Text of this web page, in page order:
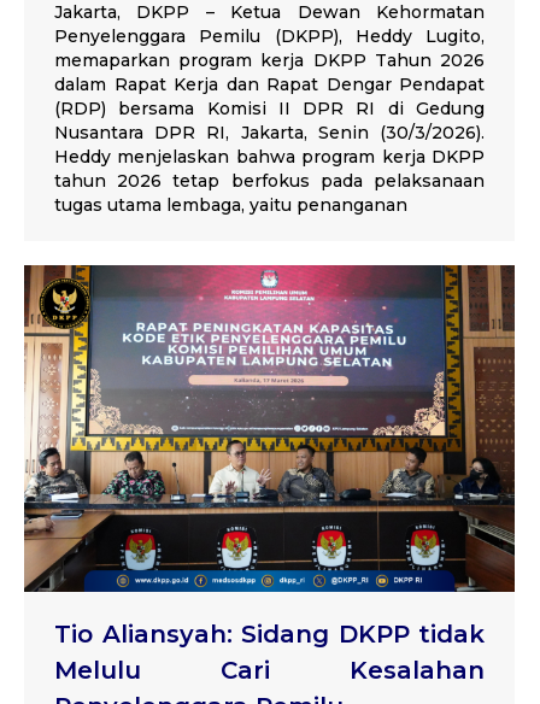
Jakarta, DKPP – Ketua Dewan Kehormatan
Penyelenggara Pemilu (DKPP), Heddy Lugito,
memaparkan program kerja DKPP Tahun 2026
dalam Rapat Kerja dan Rapat Dengar Pendapat
(RDP) bersama Komisi II DPR RI di Gedung
Nusantara DPR RI, Jakarta, Senin (30/3/2026).
Heddy menjelaskan bahwa program kerja DKPP
tahun 2026 tetap berfokus pada pelaksanaan
tugas utama lembaga, yaitu penanganan
Tio Aliansyah: Sidang DKPP tidak
Melulu Cari Kesalahan